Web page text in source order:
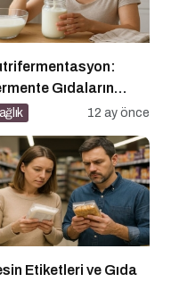
Gıdaların
Yeri ve
12 ay önce
Etiketleri ve Gıda